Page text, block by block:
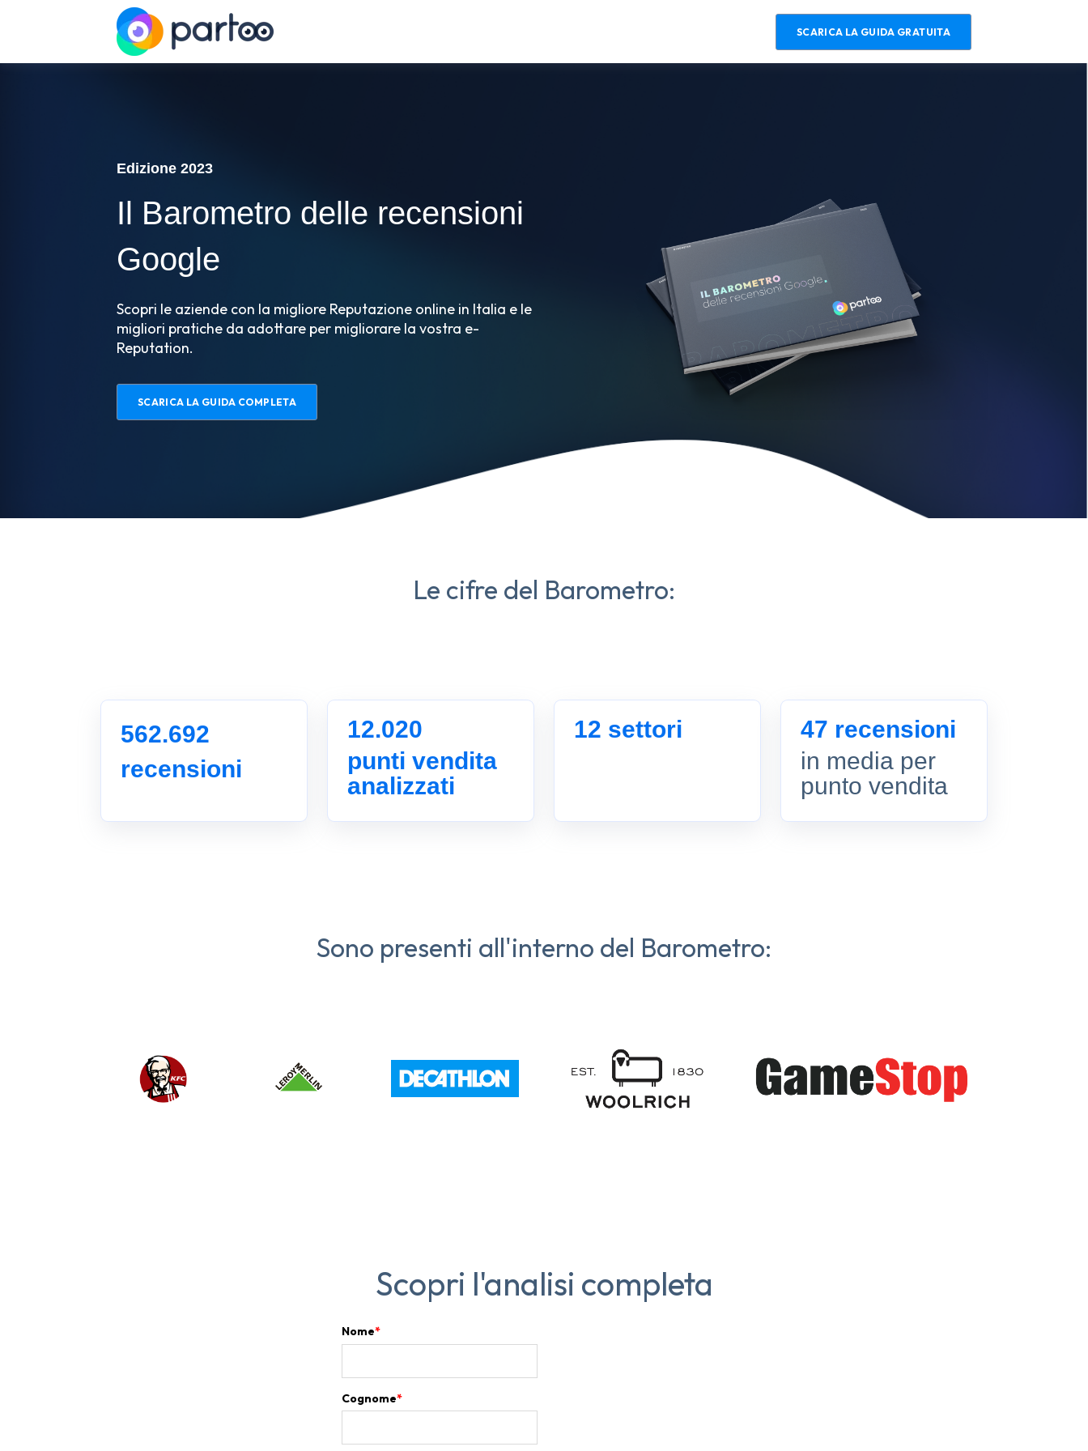
SCARICA LA GUIDA GRATUITA
Edizione 2023
Il Barometro delle recensioni
Google
Scopri le aziende con la migliore Reputazione online in Italia e le
migliori pratiche da adottare per migliorare la vostra e-
Reputation.
SCARICA LA GUIDA COMPLETA
Le cifre del Barometro:
562.692
recensioni
12.020
punti vendita
analizzati
12 settori
47 recensioni
in media per
punto vendita
Sono presenti all'interno del Barometro:
Scopri l'analisi completa
Nome*
Cognome*